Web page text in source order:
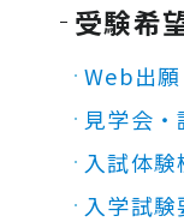
受験希
Web出願
見学会
入試体験
入学試験